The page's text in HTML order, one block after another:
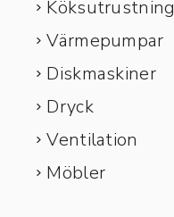
Köksutrustning
Värmepumpar
Diskmaskiner
Dryck
Ventilation
Möbler